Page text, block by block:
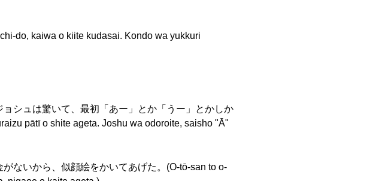
do, kaiwa o kiite kudasai. Kondo wa yukkuri
シュは驚いて、最初「あー」とか「うー」とかしか
pātī o shite ageta. Joshu wa odoroite, saisho "Ā"
ないから、似顔絵をかいてあげた。(O-tō-san to o-